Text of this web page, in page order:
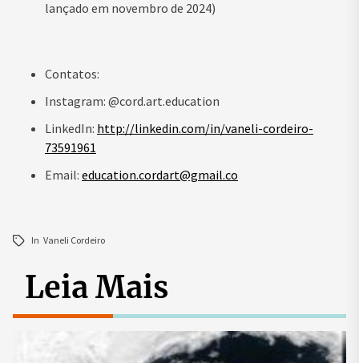
lançado em novembro de 2024)
Contatos:
Instagram: @cord.art.education
LinkedIn: http://linkedin.com/in/vaneli-cordeiro-
73591961
Email: education.cordart@gmail.co
In Vaneli Cordeiro
Leia Mais